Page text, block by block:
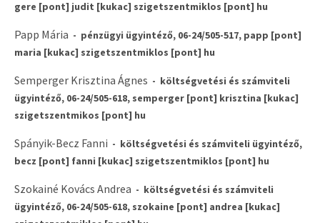
gere [pont] judit [kukac] szigetszentmiklos [pont] hu
Papp Mária - pénzügyi ügyintéző, 06-24/505-517, papp [pont]
maria [kukac] szigetszentmiklos [pont] hu
Semperger Krisztina Ágnes - költségvetési és számviteli
ügyintéző, 06-24/505-618, semperger [pont] krisztina [kukac]
szigetszentmikos [pont] hu
Spányik-Becz Fanni - költségvetési és számviteli ügyintéző,
becz [pont] fanni [kukac] szigetszentmiklos [pont] hu
Szokainé Kovács Andrea - költségvetési és számviteli
ügyintéző, 06-24/505-618, szokaine [pont] andrea [kukac]